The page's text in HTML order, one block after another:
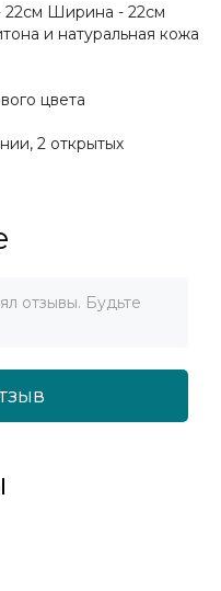
22см Ширина - 22см
и натуральная кожа
цвета
2 открытых
отзывы. Будьте